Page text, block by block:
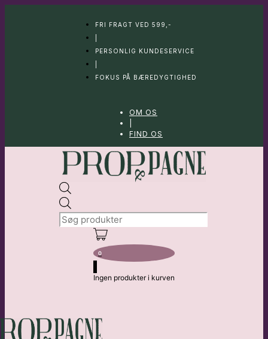
FRI FRAGT VED 599,-
PERSONLIG KUNDESERVICE
FOKUS PÅ BÆREDYGTIGHED
OM OS
FIND OS
search
0
Ingen produkter i kurven